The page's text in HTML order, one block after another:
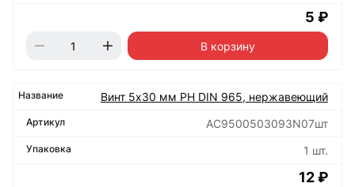
5 ₽
В корзину
Винт 5х30 мм РН DIN 965, нержавеющий
АС9500503093N07шт
1 шт.
12 ₽